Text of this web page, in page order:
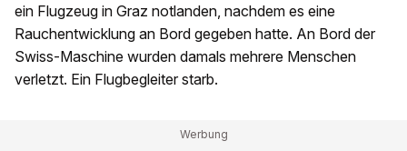
ein Flugzeug in Graz notlanden, nachdem es eine
Rauchentwicklung an Bord gegeben hatte. An Bord der
Swiss-Maschine wurden damals mehrere Menschen
verletzt. Ein Flugbegleiter starb.